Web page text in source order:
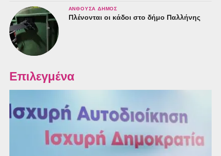
ΑΝΘΟΎΣΑ ΔΉΜΟΣ
Πλένονται οι κάδοι στο δήμο Παλλήνης
Επιλεγμένα